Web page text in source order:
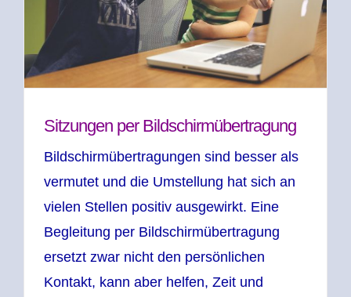
Sitzungen per Bildschirmübertragung
Bildschirmübertragungen sind besser als
vermutet und die Umstellung hat sich an
vielen Stellen positiv ausgewirkt. Eine
Begleitung per Bildschirmübertragung
ersetzt zwar nicht den persönlichen
Kontakt, kann aber helfen, Zeit und